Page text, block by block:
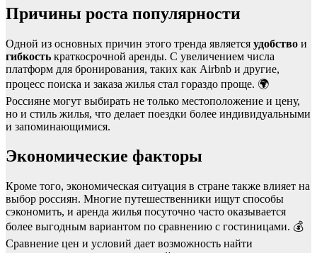
Причины роста популярности
Одной из основных причин этого тренда является удобство и
гибкость краткосрочной аренды. С увеличением числа
платформ для бронирования, таких как Airbnb и другие,
процесс поиска и заказа жилья стал гораздо проще. 🌍
Россияне могут выбирать не только местоположение и цену,
но и стиль жилья, что делает поездки более индивидуальными
и запоминающимися.
Экономические факторы
Кроме того, экономическая ситуация в стране также влияет на
выбор россиян. Многие путешественники ищут способы
сэкономить, и аренда жилья посуточно часто оказывается
более выгодным вариантом по сравнению с гостиницами. 💰
Сравнение цен и условий дает возможность найти